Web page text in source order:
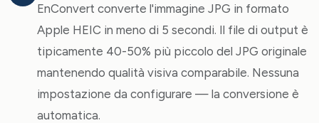
EnConvert converte l'immagine JPG in formato
Apple HEIC in meno di 5 secondi. Il file di output è
tipicamente 40-50% più piccolo del JPG originale
mantenendo qualità visiva comparabile. Nessuna
impostazione da configurare — la conversione è
automatica.